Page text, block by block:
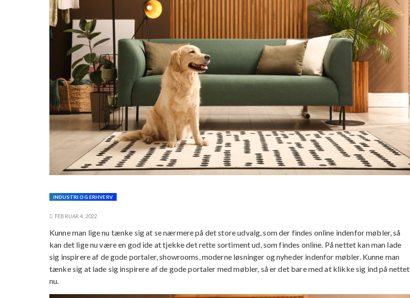
INDUSTRI OG ERHVERV
FEBRUAR 4, 2022
Kunne man lige nu tænke sig at se nærmere på det store udvalg, som der findes online indenfor møbler, så
kan det lige nu være en god ide at tjekke det rette sortiment ud, som findes online. På nettet kan man lade
sig inspirere af de gode portaler, showrooms, moderne løsninger og nyheder indenfor møbler. Kunne man
tænke sig at lade sig inspirere af de gode portaler med møbler, så er det bare med at klikke sig ind på nettet
nu.